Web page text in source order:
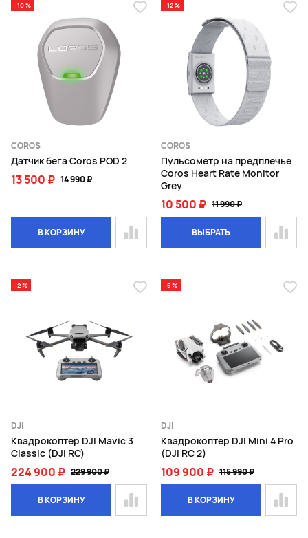
-10 %
COROS
Датчик бега Coros POD 2
13 500 ₽ 14 990 ₽
В КОРЗИНУ
-12 %
COROS
Пульсометр на предплечье
Coros Heart Rate Monitor
Grey
10 500 ₽ 11 990 ₽
ВЫБРАТЬ
-2 %
DJI
Квадрокоптер DJI Mavic 3
Classic (DJI RC)
224 900 ₽ 229 900 ₽
В КОРЗИНУ
-5 %
DJI
Квадрокоптер DJI Mini 4 Pro
(DJI RC 2)
109 900 ₽ 115 990 ₽
В КОРЗИНУ